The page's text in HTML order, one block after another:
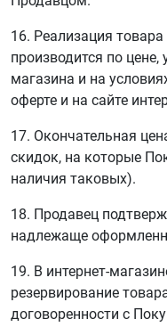
16. Реализация
производится по цене,
магазина и на
оферте и на сайте
17. Окончательная
скидок, на которые
наличия таковых).
18. Продавец
надлежаще
19. В интернет-
резервирование
договоренности с